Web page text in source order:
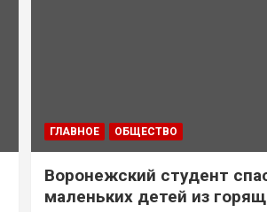
ГЛАВНОЕ ОБЩЕСТВО
Воронежский студент
маленьких детей из